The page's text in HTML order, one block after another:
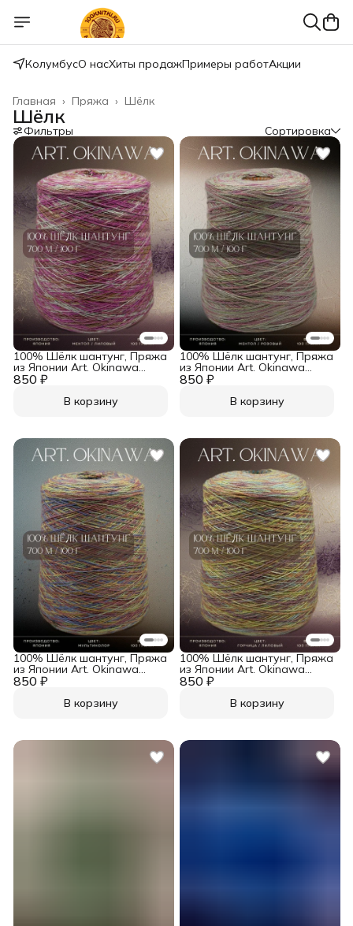
КолумбусО насХиты продажПримеры работАкции
Шёлк
Пряжа ›
Главная ›
Шёлк
Фильтры Сортировка
850 ₽
100% Шёлк шантунг, Пряжа
из Японии Art. Okinawa
Ментол / Лиловый
В корзину
850 ₽
100% Шёлк шантунг, Пряжа
из Японии Art. Okinawa
Ментол / Розовый
В корзину
850 ₽
100% Шёлк шантунг, Пряжа
из Японии Art. Okinawa
Мультиколор
В корзину
850 ₽
100% Шёлк шантунг, Пряжа
из Японии Art. Okinawa
Горчица / Лиловый
В корзину